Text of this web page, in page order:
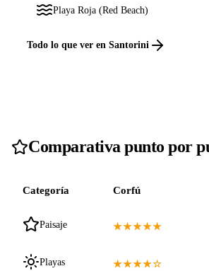
Playa Roja (Red Beach)
Todo lo que ver en Santorini
Comparativa punto por
Categoría Corfú
Paisaje ★★★★★
Playas ★★★★☆